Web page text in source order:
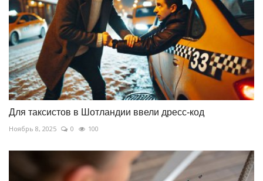
Для таксистов в Шотландии ввели дресс-код
Ноябрь 8, 2025 0 100